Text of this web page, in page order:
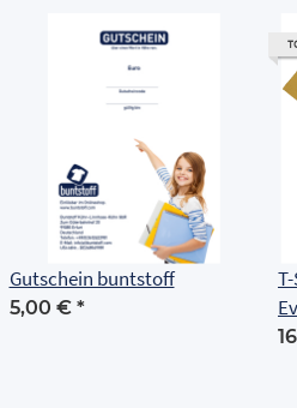
Gutschein buntstoff
5,00 € *